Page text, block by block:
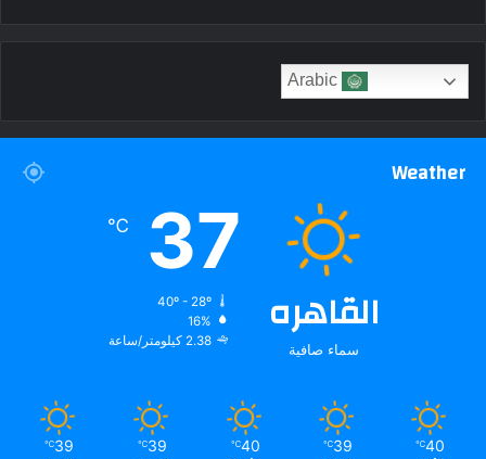
Weather
القاهره
سماء صافية
37
℃
40º - 28º
16%
2.38 كيلومتر/ساعة
40
℃
39
℃
40
℃
39
℃
39
℃